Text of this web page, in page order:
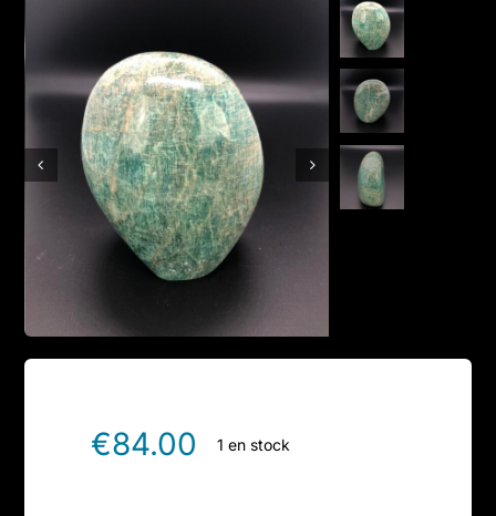
Boutique en ligne
Contact
€84.00 1 en stock